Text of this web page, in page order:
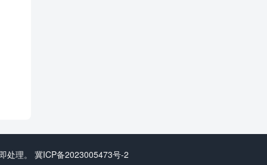
处理。 冀ICP备2023005473号-2